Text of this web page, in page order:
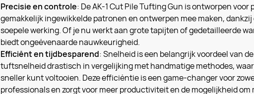
Precisie en controle: De AK-1 Cut Pile Tufting Gun is ontworpen voor
gemakkelijk ingewikkelde patronen en ontwerpen mee maken,
soepele werking. Of je nu werkt aan grote tapijten of gedetailleerde
biedt ongeëvenaarde nauwkeurigheid.
Efficiënt en tijdbesparend: Snelheid is een belangrijk voordeel van
tuftsnelheid drastisch in vergelijking met handmatige methodes,
sneller kunt voltooien. Deze efficiëntie is een game-changer voor
professionals en zorgt voor meer productiviteit en de mogelijkheid